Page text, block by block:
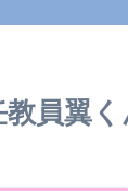
教員翼